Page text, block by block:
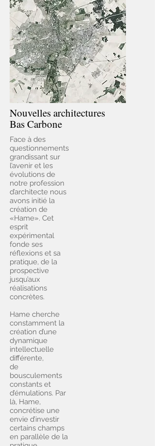
Nouvelles architectures
Bas Carbone
Face à des
questionnements
grandissant sur
l’avenir et les
évolutions de
notre profession
d’architecte nous
avons initié la
création de
«Hame». Cet
esprit
expérimental
fonde ses
réflexions et sa
pratique, de la
prospective
jusqu’aux
réalisations
concrètes.
Hame cherche
constamment la
création d’une
dynamique
intellectuelle
différente,
de
bousculements
constants et
d’émulations. Par
là, Hame,
concrétise une
envie d’investir
certains champs
en parallèle de la